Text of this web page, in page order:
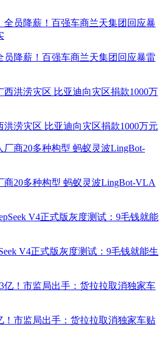
员降薪！百强车商兰天集团回应暴雷
涝灾区 比亚迪向灾区捐款1000万元
商20多种构型 蚂蚁灵波LingBot-VLA
V4正式版灰度测试：9毛钱就能生
！市监局出手：货拉拉取消独家车贴